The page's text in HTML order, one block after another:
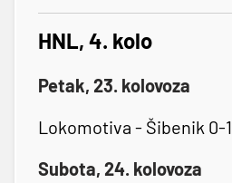
HNL, 4. kolo
Petak, 23. kolovoza
Lokomotiva - Šibenik 0-1
Subota, 24. kolovoza